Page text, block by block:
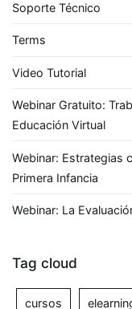
Soporte Técnico
Terms
Video Tutorial
Webinar Gratuito:
Educación Virtual
Webinar: Estrategias
Primera Infancia
Webinar: La
Tag cloud
cursos